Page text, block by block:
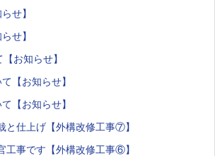
せ】
せ】
お知らせ】
【お知らせ】
【お知らせ】
と仕上げ【外構改修工事⑦】
工事です【外構改修工事⑥】